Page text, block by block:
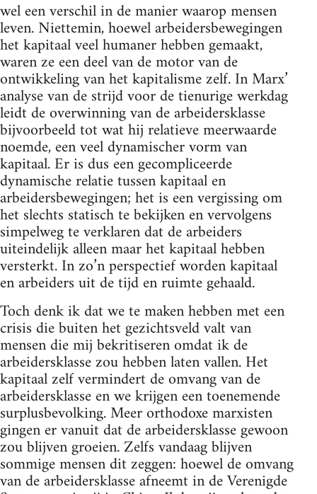
wel een verschil in de manier waarop mensen
leven. Niettemin, hoewel arbeidersbewegingen
het kapitaal veel humaner hebben gemaakt,
waren ze een deel van de motor van de
ontwikkeling van het kapitalisme zelf. In Marx’
analyse van de strijd voor de tienurige werkdag
leidt de overwinning van de arbeidersklasse
bijvoorbeeld tot wat hij relatieve meerwaarde
noemde, een veel dynamischer vorm van
kapitaal. Er is dus een gecompliceerde
dynamische relatie tussen kapitaal en
arbeidersbewegingen; het is een vergissing om
het slechts statisch te bekijken en vervolgens
simpelweg te verklaren dat de arbeiders
uiteindelijk alleen maar het kapitaal hebben
versterkt. In zo’n perspectief worden kapitaal
en arbeiders uit de tijd en ruimte gehaald.
Toch denk ik dat we te maken hebben met een
crisis die buiten het gezichtsveld valt van
mensen die mij bekritiseren omdat ik de
arbeidersklasse zou hebben laten vallen. Het
kapitaal zelf vermindert de omvang van de
arbeidersklasse en we krijgen een toenemende
surplusbevolking. Meer orthodoxe marxisten
gingen er vanuit dat de arbeidersklasse gewoon
zou blijven groeien. Zelfs vandaag blijven
sommige mensen dit zeggen: hoewel de omvang
van de arbeidersklasse afneemt in de Verenigde